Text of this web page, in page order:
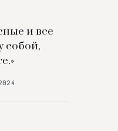
и все
собой,